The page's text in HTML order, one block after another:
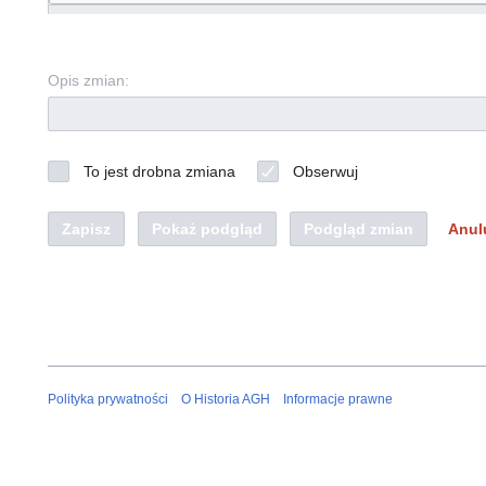
Opis zmian:
To jest drobna zmiana Obserwuj
Zapisz Pokaż podgląd Podgląd zmian
Polityka prywatności O Historia AGH Informacje prawne